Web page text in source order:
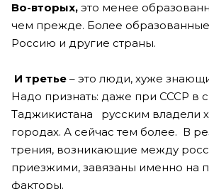
Во-вторых, это менее
чем прежде. Более
Россию и другие страны.
И третье – это люди, хуже
Надо признать: даже при СССР в
Таджикистана русским владели
городах. А сейчас тем более. В
трения, возникающие между
приезжими, завязаны именно на
факторы.